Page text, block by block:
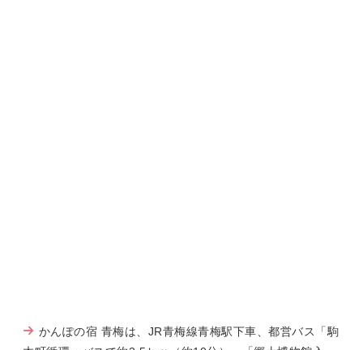
かんぽの宿 青梅は、JR青梅線青梅駅下車、都営バス「駒